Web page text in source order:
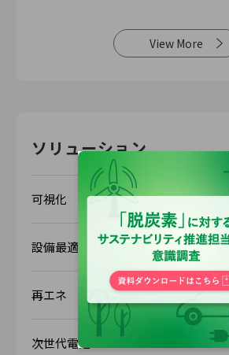
View More
ソリューション
可視化
設備最適化
再エネ
次世代電池